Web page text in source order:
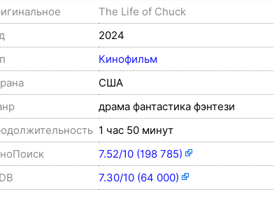
The Life of Chuck
2024
Кинофильм
США
драма фантастика фэнтези
1 час 50 минут
7.52/10 (198 785)
7.30/10 (64 000)